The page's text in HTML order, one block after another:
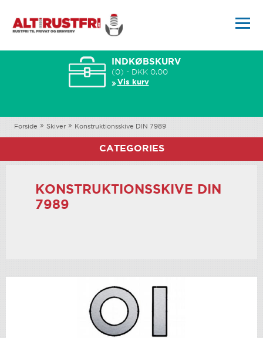
INDKØBSKURV
(0) - DKK 0,00
Vis kurv
Forside Skiver Konstruktionsskive DIN 7989
CATEGORIES
KONSTRUKTIONSSKIVE DIN
7989